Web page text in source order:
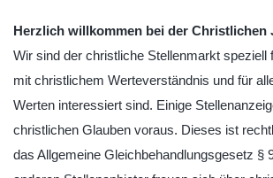
Herzlich willkommen bei der Christlichen
Wir sind der christliche Stellenmarkt speziell
mit christlichem Werteverständnis und für
Werten interessiert sind. Einige
christlichen Glauben voraus. Dieses ist
das Allgemeine Gleichbehandlungsgesetz §